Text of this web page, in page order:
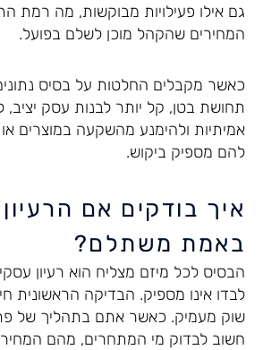
גם אילו פעילויות מבוקשות, מה רמת
המחירים שהקהל מוכן לשלם בפועל.
כאשר מקבלים החלטות על בסיס
תחושת בטן, קל יותר לבנות עסק יציב,
אמיתיות ולהימנע מהשקעה במוצרים או
להם מספיק ביקוש.
איך בודקים אם
באמת משתלם?
הבסיס לכל מיזם מצליח הוא רעיון
לבדו אינו מספיק. הבדיקה הראשונית
שוק מעמיק. כאשר אתם בתהליך של
חשוב לבדוק מי המתחרים, מהם